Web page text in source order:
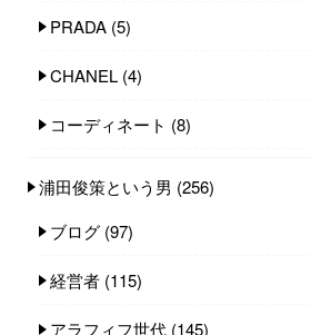
PRADA (5)
CHANEL (4)
コーディネート (8)
浦田俊策という男 (256)
ブログ (97)
経営者 (115)
アラフィフ世代 (145)